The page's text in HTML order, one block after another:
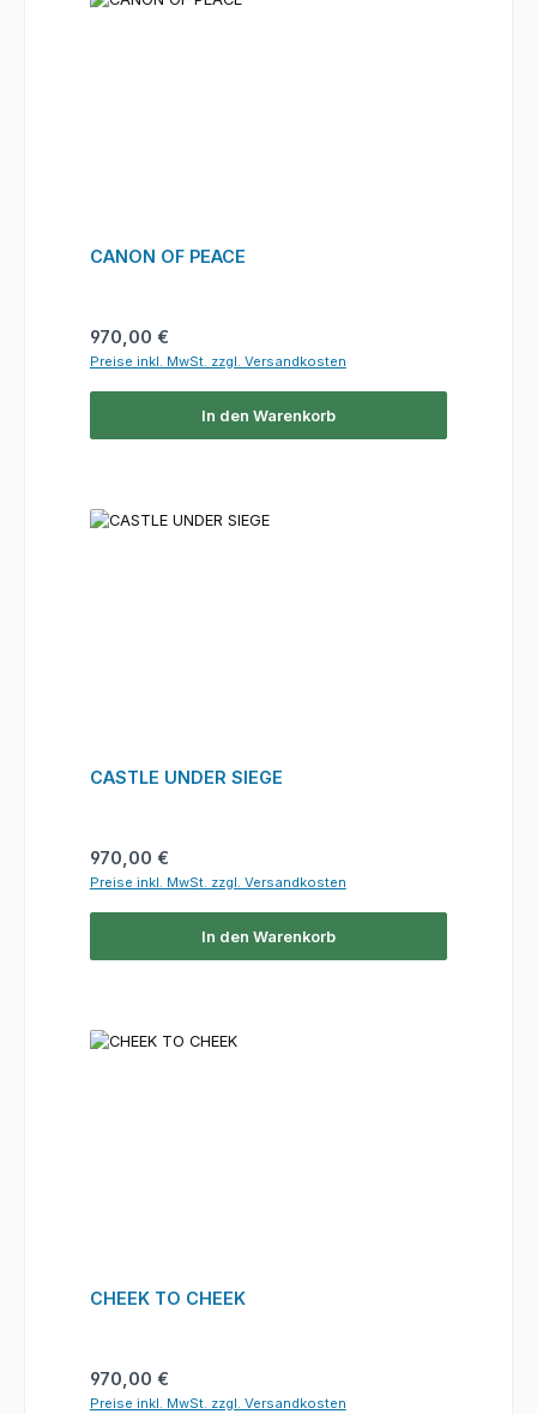
CANON OF PEACE
Regulärer Preis:
970,00 €
Preise inkl. MwSt. zzgl. Versandkosten
In den Warenkorb
CASTLE UNDER SIEGE
Regulärer Preis:
970,00 €
Preise inkl. MwSt. zzgl. Versandkosten
In den Warenkorb
CHEEK TO CHEEK
Regulärer Preis:
970,00 €
Preise inkl. MwSt. zzgl. Versandkosten